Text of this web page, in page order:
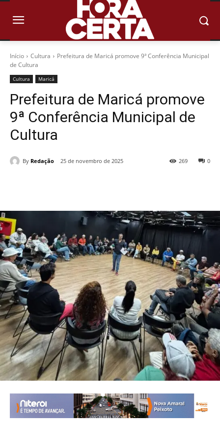
Início Cultura
Prefeitura de Maricá promove 9ª Conferência Municipal
de Cultura
Cultura Maricá
Prefeitura de Maricá promove
9ª Conferência Municipal de
Cultura
By Redação 25 de novembro de 2025 0
269